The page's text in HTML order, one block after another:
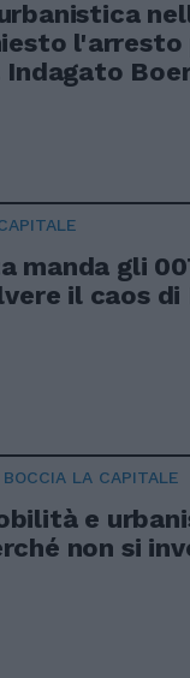
l'arresto
Indagato
manda gli
il caos di
LA CAPITALE
e
non si